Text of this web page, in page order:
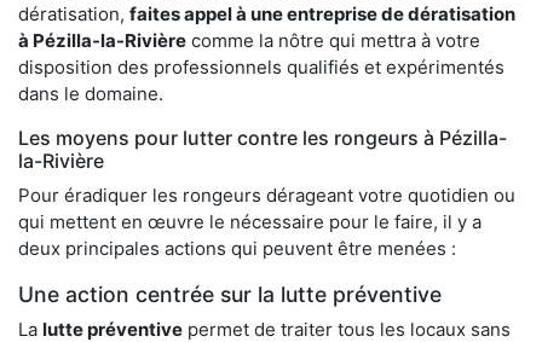
dératisation, faites appel à une entreprise de dératisation
à Pézilla-la-Rivière comme la nôtre qui mettra à votre
disposition des professionnels qualifiés et expérimentés
dans le domaine.
Les moyens pour lutter contre les rongeurs à Pézilla-
la-Rivière
Pour éradiquer les rongeurs dérageant votre quotidien ou
qui mettent en œuvre le nécessaire pour le faire, il y a
deux principales actions qui peuvent être menées :
Une action centrée sur la lutte préventive
La lutte préventive permet de traiter tous les locaux sans